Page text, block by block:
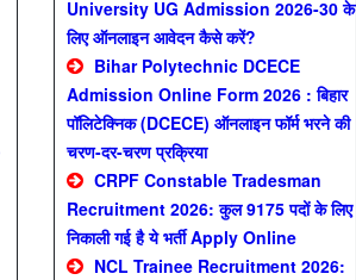
University UG Admission 2026-30 के
लिए ऑनलाइन आवेदन कैसे करें?
Bihar Polytechnic DCECE
Admission Online Form 2026 : बिहार
पॉलिटेक्निक (DCECE) ऑनलाइन फॉर्म भरने की
चरण-दर-चरण प्रक्रिया
CRPF Constable Tradesman
Recruitment 2026: कुल 9175 पदों के लिए
निकाली गई है ये भर्ती Apply Online
NCL Trainee Recruitment 2026: